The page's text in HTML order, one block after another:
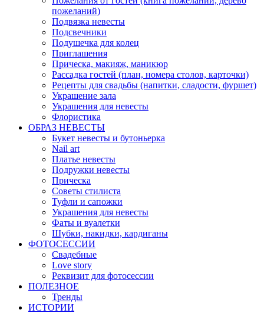
пожеланий)
Подвязка невесты
Подсвечники
Подушечка для колец
Приглашения
Прическа, макияж, маникюр
Рассадка гостей (план, номера столов, карточки)
Рецепты для свадьбы (напитки, сладости, фуршет)
Украшение зала
Украшения для невесты
Флористика
ОБРАЗ НЕВЕСТЫ
Букет невесты и бутоньерка
Nail art
Платье невесты
Подружки невесты
Прическа
Советы стилиста
Туфли и сапожки
Украшения для невесты
Фаты и вуалетки
Шубки, накидки, кардиганы
ФОТОСЕССИИ
Свадебные
Love story
Реквизит для фотосессии
ПОЛЕЗНОЕ
Тренды
ИСТОРИИ